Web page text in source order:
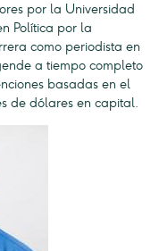
por la Universidad
Política por la
como periodista en
a tiempo completo
basadas en el
de dólares en capital.